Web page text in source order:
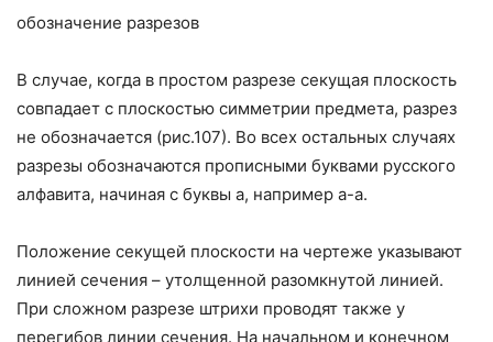
обозначение разрезов
В случае, когда в простом разрезе секущая плоскость
совпадает с плоскостью симметрии предмета, разрез
не обозначается (рис.107). Во всех остальных случаях
разрезы обозначаются прописными буквами русского
алфавита, начиная с буквы а, например а-а.
Положение секущей плоскости на чертеже указывают
линией сечения – утолщенной разомкнутой линией.
При сложном разрезе штрихи проводят также у
перегибов линии сечения. На начальном и конечном